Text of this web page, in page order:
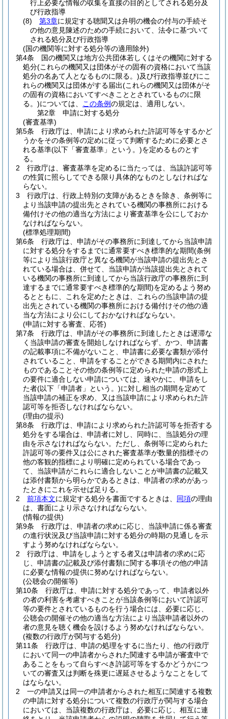
行上必要な情報の収集を直接の目的としてされる処分及
び行政指導
(8)
第3章に規定する聴聞又は弁明の機会の付与の手続そ
の他の意見陳述のための手続において、法令に基づいて
される処分及び行政指導
(国の機関等に対する処分等の適用除外)
第4条
国の機関又は地方公共団体若しくはその機関に対する
処分(これらの機関又は団体がその固有の資格において当該
処分の名あて人となるものに限る。)及び行政指導並びにこ
れらの機関又は団体がする届出(これらの機関又は団体がそ
の固有の資格においてすべきこととされているものに限
る。)については、 この条例の規定は、適用しない。
第2章
申請に対する処分
(審査基準)
第5条
行政庁は、申請により求められた許認可等をするかど
うかをその条例等の定めに従って判断するために必要とさ
れる基準(以下「審査基準」という。)を定めるものとす
る。
2
行政庁は、審査基準を定めるに当たっては、当該許認可等
の性質に照らしてできる限り具体的なものとしなければな
らない。
3
行政庁は、行政上特別の支障があるときを除き、条例等に
より当該申請の提出先とされている機関の事務所における
備付けその他の適当な方法により審査基準を公にしておか
なければならない。
(標準処理期間)
第6条
行政庁は、申請がその事務所に到達してから当該申請
に対する処分をするまでに通常要すべき標準的な期間(条例
等により当該行政庁と異なる機関が当該申請の提出先とさ
れている場合は、併せて、当該申請が当該提出先とされて
いる機関の事務所に到達してから当該行政庁の事務所に到
達するまでに通常要すべき標準的な期間)を定めるよう努め
るとともに、これを定めたときは、これらの当該申請の提
出先とされている機関の事務所における備付けその他の適
当な方法により公にしておかなければならない。
(申請に対する審査、応答)
第7条
行政庁は、申請がその事務所に到達したときは遅滞な
く当該申請の審査を開始しなければならず、かつ、申請書
の記載事項に不備がないこと、申請書に必要な書類が添付
されていること、申請をすることができる期間内にされた
ものであることその他の条例等に定められた申請の形式上
の要件に適合しない申請については、速やかに、申請をし
た者(以下「申請者」という。)に対し相当の期間を定めて
当該申請の補正を求め、又は当該申請により求められた許
認可等を拒否しなければならない。
(理由の提示)
第8条
行政庁は、申請により求められた許認可等を拒否する
処分をする場合は、申請者に対し、同時に、当該処分の理
由を示さなければならない。 ただし、条例等に定められた
許認可等の要件又は公にされた審査基準が数量的指標その
他の客観的指標により明確に定められている場合であっ
て、当該申請がこれらに適合しないことが申請書の記載又
は添付書類から明らかであるときは、申請者の求めがあっ
たときにこれを示せば足りる。
2
前項本文に規定する処分を書面でするときは、 同項の理由
は、書面により示さなければならない。
(情報の提供)
第9条
行政庁は、申請者の求めに応じ、当該申請に係る審査
の進行状況及び当該申請に対する処分の時期の見通しを示
すよう努めなければならない。
2
行政庁は、申請をしようとする者又は申請者の求めに応
じ、申請書の記載及び添付書類に関する事項その他の申請
に必要な情報の提供に努めなければならない。
(公聴会の開催等)
第10条
行政庁は、申請に対する処分であって、申請者以外
の者の利害を考慮すべきことが当該条例等において許認可
等の要件とされているものを行う場合には、必要に応じ、
公聴会の開催その他の適当な方法により当該申請者以外の
者の意見を聴く機会を設けるよう努めなければならない。
(複数の行政庁が関与する処分)
第11条
行政庁は、申請の処理をするに当たり、他の行政庁
において同一の申請者からされた関連する申請が審査中で
あることをもって自らすべき許認可等をするかどうかにつ
いての審査又は判断を殊更に遅延させるようなことをして
はならない。
2
一の申請又は同一の申請者からされた相互に関連する複数
の申請に対する処分について複数の行政庁が関与する場合
においては、当該複数の行政庁は、必要に応じ、相互に連